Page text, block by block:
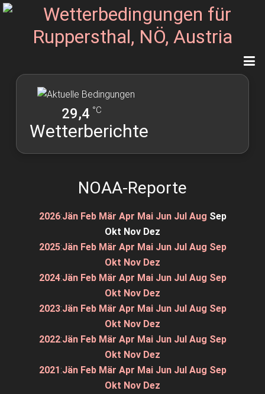
29,4 °C
Wetterberichte
NOAA-Reporte
2026:Jän Feb Mär Apr Mai Jun Jul Aug Sep
Okt Nov Dez
2025:Jän Feb Mär Apr Mai Jun Jul Aug Sep
Okt Nov Dez
2024:Jän Feb Mär Apr Mai Jun Jul Aug Sep
Okt Nov Dez
2023:Jän Feb Mär Apr Mai Jun Jul Aug Sep
Okt Nov Dez
2022:Jän Feb Mär Apr Mai Jun Jul Aug Sep
Okt Nov Dez
2021:Jän Feb Mär Apr Mai Jun Jul Aug Sep
Okt Nov Dez